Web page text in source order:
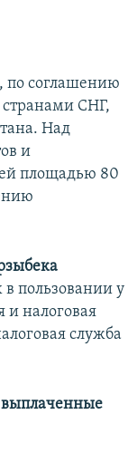
по соглашению
СНГ,
Над
и
площадью 80
пользовании у
и налоговая
служба
выплаченные